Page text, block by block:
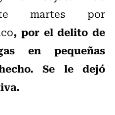
martes por
, por el delito de
en pequeñas
Se le dejó